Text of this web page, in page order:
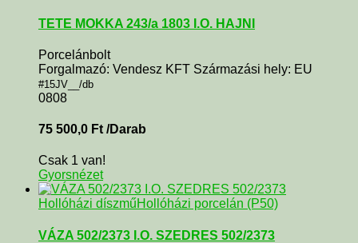
TETE MOKKA 243/a 1803 I.O. HAJNI
Porcelánbolt
Forgalmazó: Vendesz KFT Származási hely: EU
#15JV__/db
0808
75 500,0 Ft /Darab
Csak 1 van!
Gyorsnézet
Hollóházi díszműHollóházi porcelán (P50)
VÁZA 502/2373 I.O. SZEDRES 502/2373